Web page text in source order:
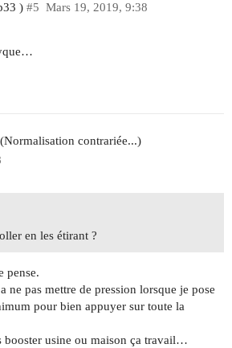
) Mars 19, 2019, 9:38
#5
(Normalisation contrariée...)
en les étirant ?
pense.
ne pas mettre de pression lorsque je pose
pour bien appuyer sur toute la
booster usine ou maison ça travail…